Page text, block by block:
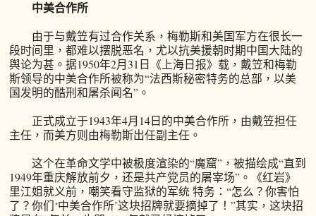
中美合作所
由于与戴笠有过合作关系，梅勒斯和美国军方在很长一
段时间里，都难以摆脱恶名，尤以抗美援朝时期中国大陆的
舆论为甚。据1950年2月31日《上海日报》载，戴笠和梅勒
斯领导的中美合作所被称为“法西斯秘密特务的总部，以美
国发明的酷刑和屠杀闻名”。
正式成立于1943年4月14日的中美合作所，由戴笠担任
主任，而美方则由梅勒斯出任副主任。
这个在革命文学中被极度渲染的“魔窟”，被描绘成“直到
1949年重庆解放前夕，还是共产党员的屠宰场”。《红岩》
里江姐就义前，嘲笑看守监狱的军统 特务：“怎么？你害怕
了？你们‘中美合作所’这块招牌就要摘掉了！”其实，这块招